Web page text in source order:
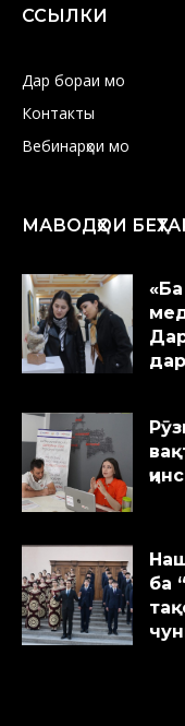
ССЫЛКИ
Дар бораи мо
Контакты
Вебинарҳои мо
МАВОДҲОИ
ба